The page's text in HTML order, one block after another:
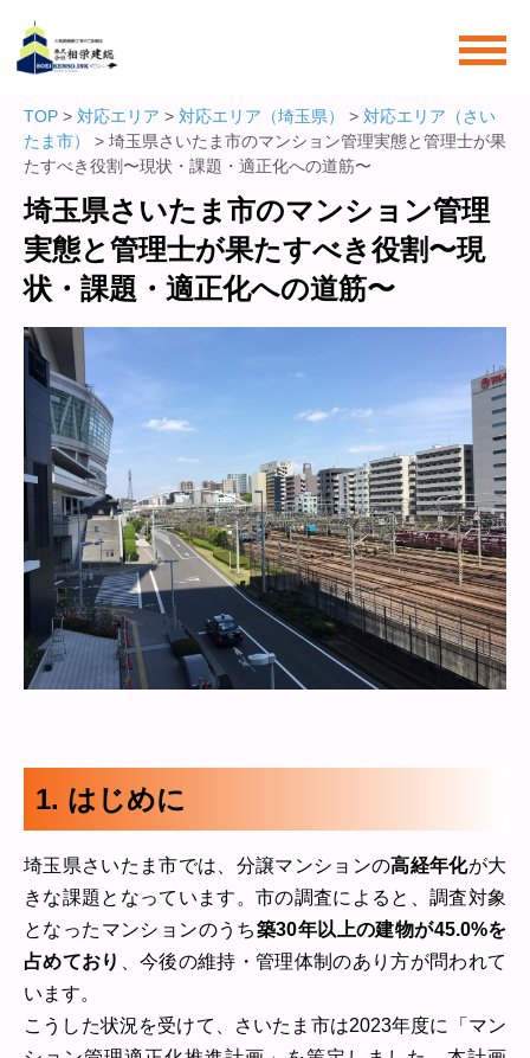
TOP > 対応エリア > 対応エリア（埼玉県） > 対応エリア（さい
たま市）
> 埼玉県さいたま市のマンション管理実態と管理士が果
たすべき役割〜現状・課題・適正化への道筋〜
埼玉県さいたま市のマンション管理
実態と管理士が果たすべき役割〜現
状・課題・適正化への道筋〜
1. はじめに
埼玉県さいたま市では、分譲マンションの高経年化が大
きな課題となっています。市の調査によると、調査対象
となったマンションのうち築30年以上の建物が45.0%を
占めており
、今後の維持・管理体制のあり方が問われて
います。
こうした状況を受けて、さいたま市は2023年度に「マン